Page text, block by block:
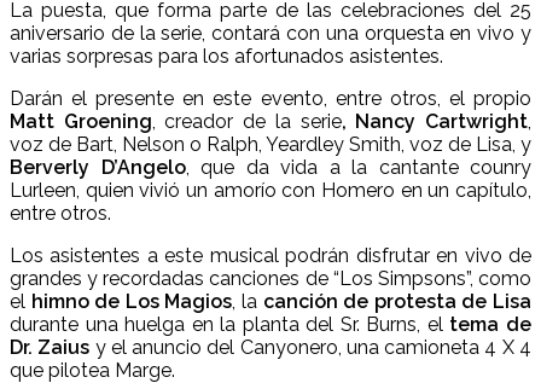
La puesta, que forma parte de las celebraciones del 25
aniversario de la serie, contará con una orquesta en vivo y
varias sorpresas para los afortunados asistentes.
Darán el presente en este evento, entre otros, el propio
Matt Groening , creador de la serie, Nancy Cartwright
voz de Bart, Nelson o Ralph, Yeardley Smith, voz de Lisa, y
Berverly D’Angelo, que da vida a la cantante counry
Lurleen, quien vivió un amorío con Homero en un capítulo,
entre otros.
Los asistentes a este musical podrán disfrutar en vivo de
grandes y recordadas canciones de “Los Simpsons”, como
el himno de Los Magios , la canción de protesta de Lisa
durante una huelga en la planta del Sr. Burns, el tema de
Dr. Zaius y el anuncio del Canyonero, una camioneta 4 X 4
que pilotea Marge.